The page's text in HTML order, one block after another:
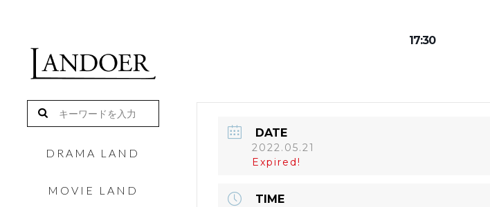
DRAMA LAND
MOVIE LAND
17:30
DATE
2022.05.21
Expired!
TIME